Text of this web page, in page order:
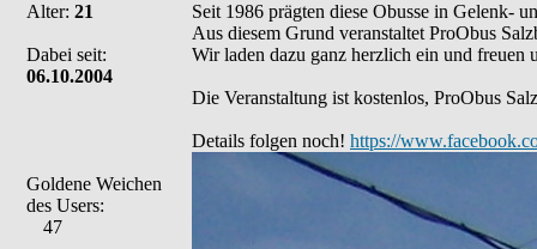
Alter: 21
Dabei seit:
06.10.2004
Goldene Weichen
des Users:
47
Seit 1986 prägten diese Obusse in Gelenk-
Aus diesem Grund veranstaltet ProObus
Wir laden dazu ganz herzlich ein und freuen
Die Veranstaltung ist kostenlos, ProObus
Details folgen noch! https://